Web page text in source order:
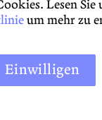
Bildung erfahren,
Austern, die in
Frankreich
Lesen Sie
um mehr zu
Einwilligen